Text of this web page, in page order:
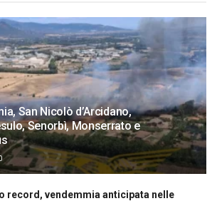
San Nicolò d’Arcidano,
Senorbì, Monserrato e
record, vendemmia anticipata nelle